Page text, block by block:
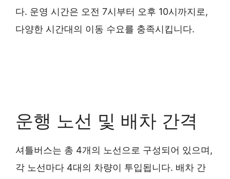
다. 운영 시간은 오전 7시부터 오후 10시까지로,
다양한 시간대의 이동 수요를 충족시킵니다.
운행 노선 및 배차 간격
셔틀버스는 총 4개의 노선으로 구성되어 있으며,
각 노선마다 4대의 차량이 투입됩니다. 배차 간